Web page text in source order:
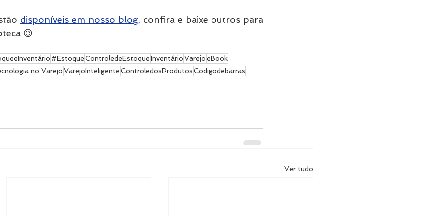
disponíveis em nosso blog, confira e baixe outros para
😉
#EstoqueControledeEstoqueInventárioVarejoeBook
no VarejoVarejoInteligenteControledosProdutosCodigodebarras
Ver tudo